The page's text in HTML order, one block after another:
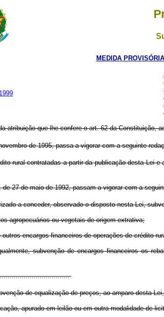
MEDIDA
atribuição que lhe confere o art. 62 da Constituição,
de 1995, passa a vigorar com a seguinte
rural contratadas a partir da publicação desta Lei
27 de maio de 1992, passam a vigorar com a
a conceder, observado o disposto nesta Lei,
agropecuários ou vegetais de origem extrativa;
encargos financeiros de operações de crédito
subvenção de encargos financeiros os
de equalização de preços, ao amparo desta
apurado em leilão ou em outra modalidade de